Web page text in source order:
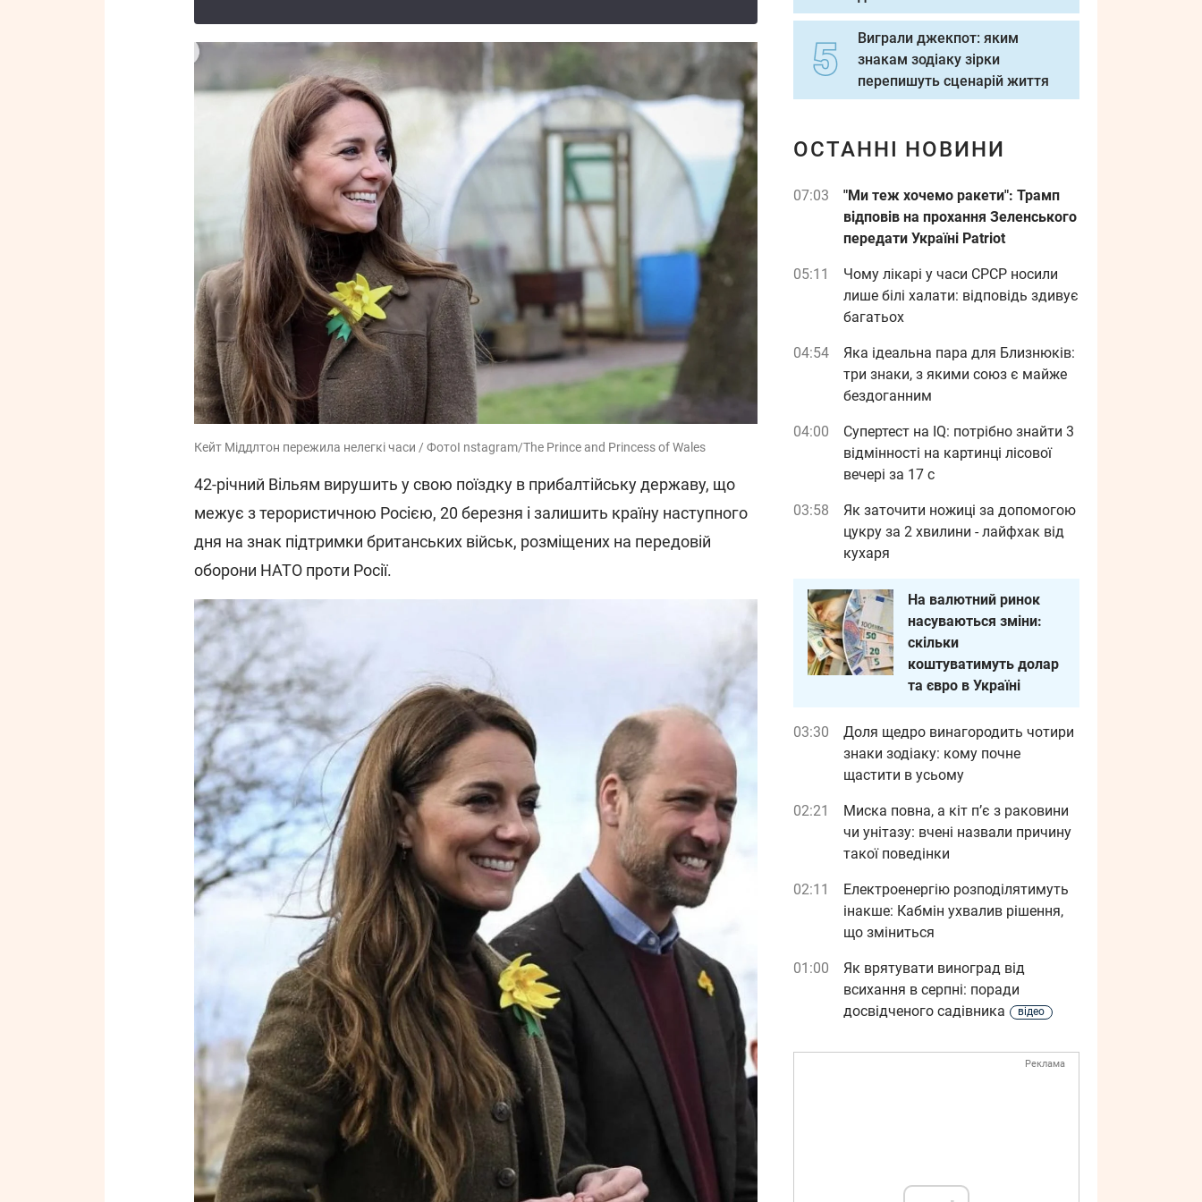
Кейт Міддлтон пережила нелегкі часи / ФотоI nstagram/The Prince and Princess of Wales
42-річний Вільям вирушить у свою поїздку в прибалтійську державу, що
межує з терористичною Росією, 20 березня і залишить країну наступного
дня на знак підтримки британських військ, розміщених на передовій
оборони НАТО проти Росії.
Виграли джекпот: яким
знакам зодіаку зірки
перепишуть сценарій життя
ОСТАННІ НОВИНИ
07:03
"Ми теж хочемо ракети": Трамп
відповів на прохання Зеленського
передати Україні Patriot
05:11
Чому лікарі у часи СРСР носили
лише білі халати: відповідь здивує
багатьох
04:54
Яка ідеальна пара для Близнюків:
три знаки, з якими союз є майже
бездоганним
04:00
Супертест на IQ: потрібно знайти 3
відмінності на картинці лісової
вечері за 17 с
03:58
Як заточити ножиці за допомогою
цукру за 2 хвилини - лайфхак від
кухаря
На валютний ринок
насуваються зміни:
скільки
коштуватимуть долар
та євро в Україні
03:30
Доля щедро винагородить чотири
знаки зодіаку: кому почне
щастити в усьому
02:21
Миска повна, а кіт п’є з раковини
чи унітазу: вчені назвали причину
такої поведінки
02:11
Електроенергію розподілятимуть
інакше: Кабмін ухвалив рішення,
що зміниться
01:00
Як врятувати виноград від
всихання в серпні: поради
досвідченого садівника
відео
Реклама